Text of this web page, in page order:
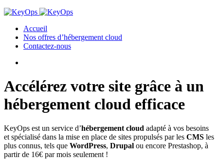
Accueil
Nos offres d’hébergement cloud
Contactez-nous
Accélérez votre site grâce à un
hébergement cloud efficace
KeyOps est un service d’hébergement cloud adapté à vos besoins
et spécialisé dans la mise en place de sites propulsés par les CMS les
plus connus, tels que WordPress, Drupal ou encore Prestashop, à
partir de 16€ par mois seulement !